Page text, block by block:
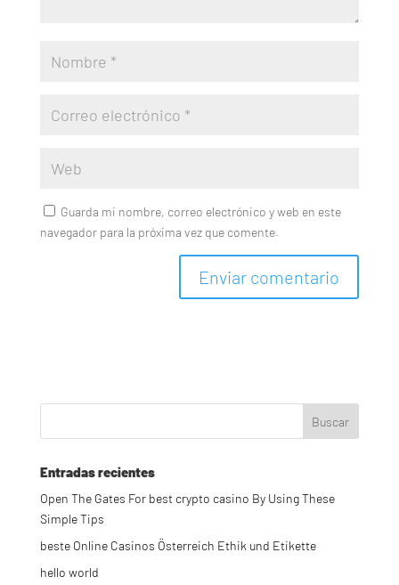
Guarda mi nombre, correo electrónico y web en este
navegador para la próxima vez que comente.
Entradas recientes
Open The Gates For best crypto casino By Using These
Simple Tips
beste Online Casinos Österreich Ethik und Etikette
hello world